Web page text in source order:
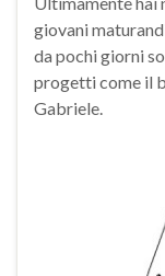
giovani
da pochi giorni
progetti come il
Gabriele.